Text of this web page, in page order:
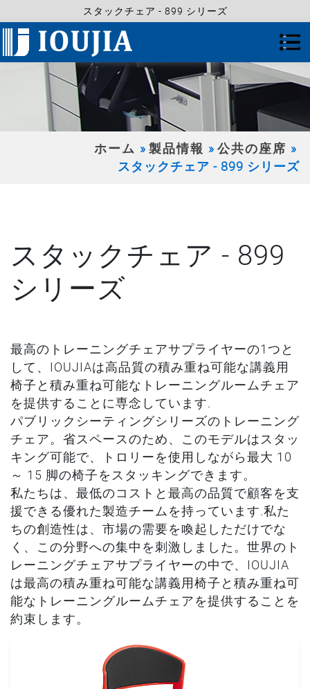
スタックチェア - 899 シリーズ
ホーム 製品情報
公共の座席
スタックチェア - 899 シリーズ
スタックチェア - 899
シリーズ
最高のトレーニングチェアサプライヤーの1つと
して、IOUJIAは高品質の積み重ね可能な講義用
椅子と積み重ね可能なトレーニングルームチェア
を提供することに専念しています.
パブリックシーティングシリーズのトレーニング
チェア。省スペースのため、このモデルはスタッ
キング可能で、トロリーを使用しながら最大 10
～ 15 脚の椅子をスタッキングできます。
私たちは、最低のコストと最高の品質で顧客を支
援できる優れた製造チームを持っています.私た
ちの創造性は、市場の需要を喚起しただけでな
く、この分野への集中を刺激しました。世界のト
レーニングチェアサプライヤーの中で、IOUJIA
は最高の積み重ね可能な講義用椅子と積み重ね可
能なトレーニングルームチェアを提供することを
約束します。